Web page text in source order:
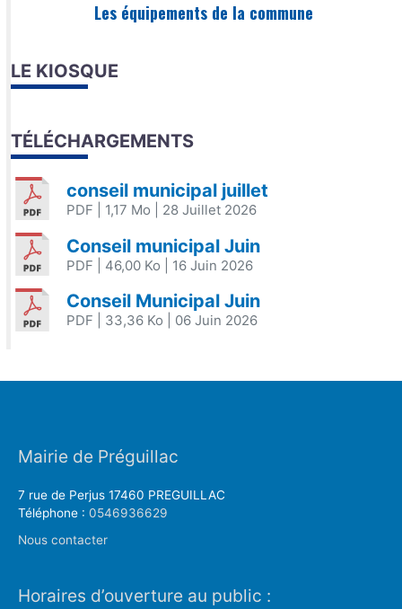
Les équipements de la commune
LE KIOSQUE
TÉLÉCHARGEMENTS
conseil municipal juillet
PDF | 1,17 Mo | 28 Juillet 2026
Conseil municipal Juin
PDF | 46,00 Ko | 16 Juin 2026
Conseil Municipal Juin
PDF | 33,36 Ko | 06 Juin 2026
Mairie de Préguillac
7 rue de Perjus 17460 PREGUILLAC
Téléphone : 0546936629
Nous contacter
Horaires d’ouverture au public :